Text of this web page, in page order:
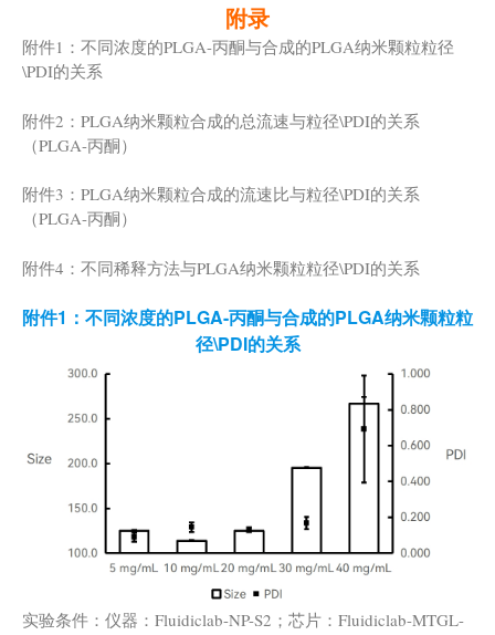
附录
附件1：不同浓度的PLGA-丙酮与合成的PLGA纳米颗粒粒径
\PDI的关系
附件2：PLGA纳米颗粒合成的总流速与粒径\PDI的关系
（PLGA-丙酮）
附件3：PLGA纳米颗粒合成的流速比与粒径\PDI的关系
（PLGA-丙酮）
附件4：不同稀释方法与PLGA纳米颗粒粒径\PDI的关系
附件1：不同浓度的PLGA-丙酮与合成的PLGA纳米颗粒粒
径\PDI的关系
实验条件：仪器：Fluidiclab-NP-S2；芯片：Fluidiclab-MTGL-